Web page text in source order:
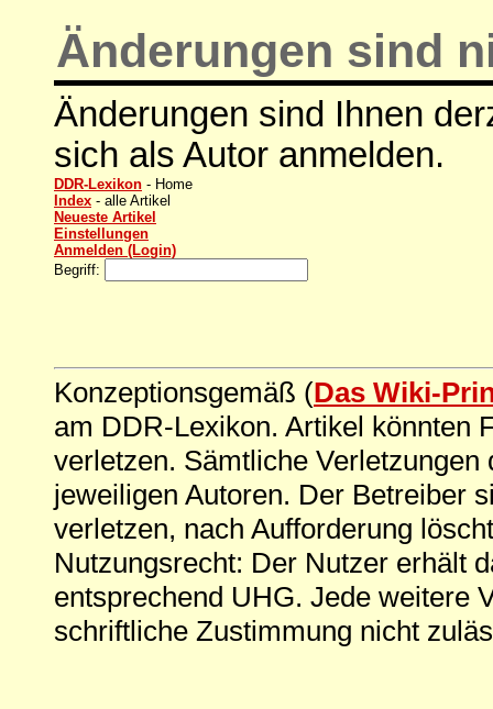
Änderungen sind
Änderungen sind Ihnen
sich als Autor anmelden.
DDR-Lexikon - Home
Index - alle Artikel
Neueste Artikel
Einstellungen
Anmelden (Login)
Begriff:
Konzeptionsgemäß (Das Wiki-
am DDR-Lexikon. Artikel könnten
verletzen. Sämtliche
jeweiligen Autoren. Der Betreiber
verletzen, nach Aufforderung
Nutzungsrecht: Der Nutzer erhält
entsprechend UHG. Jede weitere
schriftliche Zustimmung nicht